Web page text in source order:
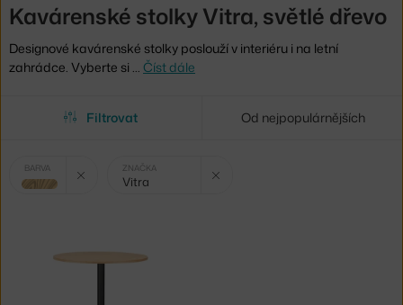
Kavárenské stolky Vitra, světlé dřevo
Designové kavárenské stolky poslouží v interiéru i na letní
zahrádce. Vyberte si … Číst dále
Filtrovat Od nejpopulárnějších
Vybrané
filtry:
BARVA
světlé dřevo
ZNAČKA
Vitra